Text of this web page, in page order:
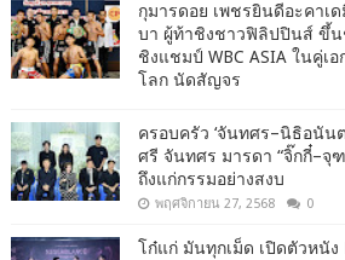
กุมารดอย เพชรยินดีอะคาเ
บา ผู้ท้าชิงชาวฟิลิปปินส์ ขึ้
ชิงแชมป์ WBC ASIA ในคู่เ
โลก นัดสัญจร
ครอบครัว ‘จันทศร–นิธิอนัน
ศรี จันทศร มารดา “จิ๊กกี๋–จุ
ถึงแก่กรรมอย่างสงบ
พฤศจิกายน 27, 2568 0
โก๋แก่ มันทุกเม็ด เปิดตัวหนัง